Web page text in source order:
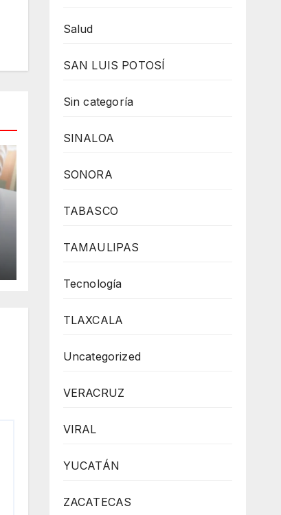
Salud
SAN LUIS POTOSÍ
Sin categoría
SINALOA
SONORA
TABASCO
TAMAULIPAS
Tecnología
TLAXCALA
Uncategorized
VERACRUZ
VIRAL
YUCATÁN
ZACATECAS